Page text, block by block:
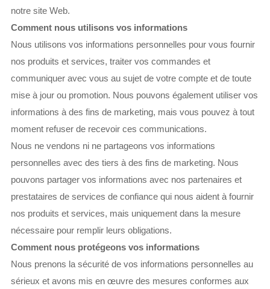
notre site Web.
Comment nous utilisons vos informations
Nous utilisons vos informations personnelles pour vous fournir
nos produits et services, traiter vos commandes et
communiquer avec vous au sujet de votre compte et de toute
mise à jour ou promotion. Nous pouvons également utiliser vos
informations à des fins de marketing, mais vous pouvez à tout
moment refuser de recevoir ces communications.
Nous ne vendons ni ne partageons vos informations
personnelles avec des tiers à des fins de marketing. Nous
pouvons partager vos informations avec nos partenaires et
prestataires de services de confiance qui nous aident à fournir
nos produits et services, mais uniquement dans la mesure
nécessaire pour remplir leurs obligations.
Comment nous protégeons vos informations
Nous prenons la sécurité de vos informations personnelles au
sérieux et avons mis en œuvre des mesures conformes aux